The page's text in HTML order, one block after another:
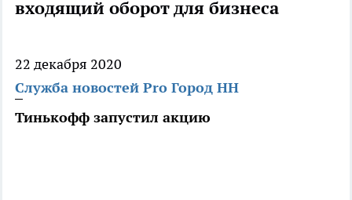
входящий оборот для бизнеса
22 декабря 2020
Служба новостей Pro Город НН
Тинькофф запустил акцию